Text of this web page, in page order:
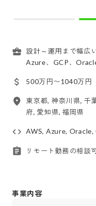
設計～運用まで幅広
Azure、GCP、
500万円〜1040万円
東京都, 神奈川県, 千
府, 愛知県, 福岡県
AWS, Azure, Oracle,
リモート勤務の相談
事業内容